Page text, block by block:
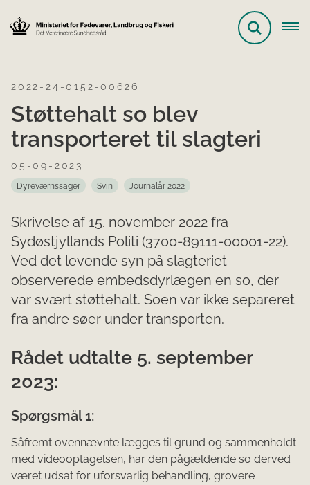
2022-24-0152-00626
Støttehalt so blev
transporteret til slagteri
05-09-2023
Dyreværnssager Svin Journalår 2022
Skrivelse af 15. november 2022 fra
Sydøstjyllands Politi (3700-89111-00001-22).
Ved det levende syn på slagteriet
observerede embedsdyrlægen en so, der
var svært støttehalt. Soen var ikke separeret
fra andre søer under transporten.
Rådet udtalte 5. september
2023:
Spørgsmål 1:
Såfremt ovennævnte lægges til grund og sammenholdt
med videooptagelsen, har den pågældende so der­ved
været udsat for uforsvarlig behandling, grovere